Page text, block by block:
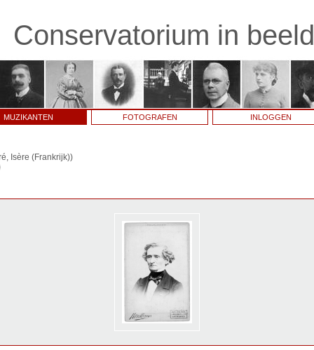
Conservatorium in beeld
MUZIKANTEN FOTOGRAFEN INLOGGEN
Isère (Frankrijk))